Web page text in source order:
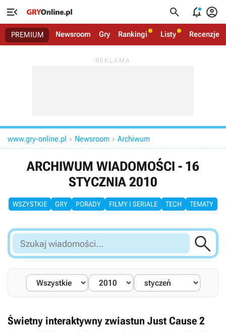
   
PREMIUM Newsroom Gry Rankingi Listy Recenzje
www.gry-online.pl  Newsroom  Archiwum
ARCHIWUM WIADOMOŚCI - 16
STYCZNIA 2010
WSZYSTKIE GRY PORADY FILMY I SERIALE TECH TEMATY
Szukaj
wiadomości...

Świetny interaktywny zwiastun Just Cause 2